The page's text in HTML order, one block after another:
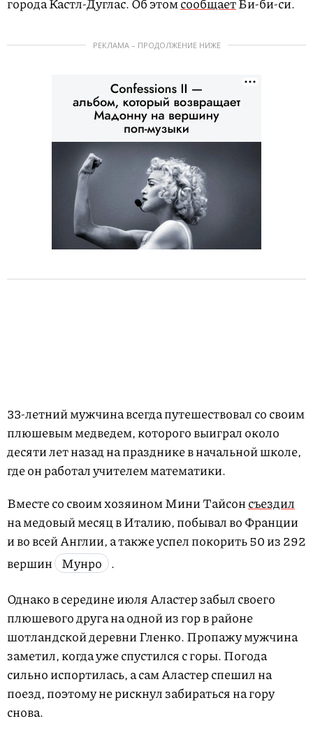
города Кастл-Дуглас. Об этомсообщаетБи-би-си.
РЕКЛАМА – ПРОДОЛЖЕНИЕ НИЖЕ
33-летний мужчина всегда путешествовал со своим
плюшевым медведем, которого выиграл около
десяти лет назад на празднике в начальной школе,
где он работал учителем математики.
Вместе со своим хозяином Мини Тайсонсъездил
на медовый месяц в Италию, побывал во Франции
и во всей Англии, а также успел покорить 50 из 292
вершин Мунро .
Однако в середине июля Аластер забыл своего
плюшевого друга на одной из гор в районе
шотландской деревни Гленко. Пропажу мужчина
заметил, когда уже спустился с горы. Погода
сильно испортилась, а сам Аластер спешил на
поезд, поэтому не рискнул забираться на гору
снова.